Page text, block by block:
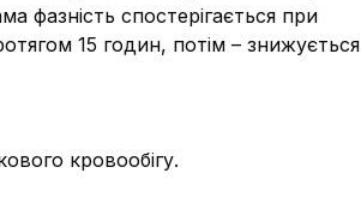
фазність спостерігається при
15 годин, потім – знижується
кровообігу.